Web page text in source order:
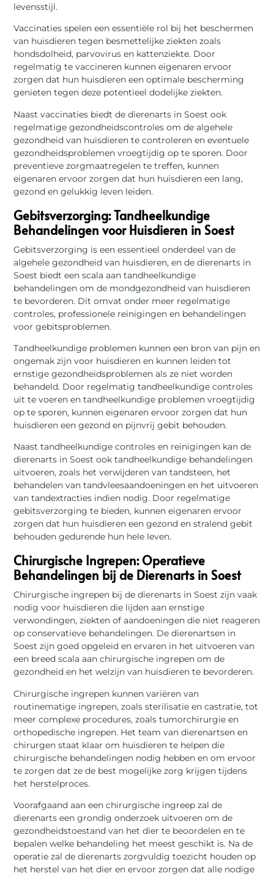
levensstijl.
Vaccinaties spelen een essentiële rol bij het beschermen
van huisdieren tegen besmettelijke ziekten zoals
hondsdolheid, parvovirus en kattenziekte. Door
regelmatig te vaccineren kunnen eigenaren ervoor
zorgen dat hun huisdieren een optimale bescherming
genieten tegen deze potentieel dodelijke ziekten.
Naast vaccinaties biedt de dierenarts in Soest ook
regelmatige gezondheidscontroles om de algehele
gezondheid van huisdieren te controleren en eventuele
gezondheidsproblemen vroegtijdig op te sporen. Door
preventieve zorgmaatregelen te treffen, kunnen
eigenaren ervoor zorgen dat hun huisdieren een lang,
gezond en gelukkig leven leiden.
Gebitsverzorging: Tandheelkundige
Behandelingen voor Huisdieren in Soest
Gebitsverzorging is een essentieel onderdeel van de
algehele gezondheid van huisdieren, en de dierenarts in
Soest biedt een scala aan tandheelkundige
behandelingen om de mondgezondheid van huisdieren
te bevorderen. Dit omvat onder meer regelmatige
controles, professionele reinigingen en behandelingen
voor gebitsproblemen.
Tandheelkundige problemen kunnen een bron van pijn en
ongemak zijn voor huisdieren en kunnen leiden tot
ernstige gezondheidsproblemen als ze niet worden
behandeld. Door regelmatig tandheelkundige controles
uit te voeren en tandheelkundige problemen vroegtijdig
op te sporen, kunnen eigenaren ervoor zorgen dat hun
huisdieren een gezond en pijnvrij gebit behouden.
Naast tandheelkundige controles en reinigingen kan de
dierenarts in Soest ook tandheelkundige behandelingen
uitvoeren, zoals het verwijderen van tandsteen, het
behandelen van tandvleesaandoeningen en het uitvoeren
van tandextracties indien nodig. Door regelmatige
gebitsverzorging te bieden, kunnen eigenaren ervoor
zorgen dat hun huisdieren een gezond en stralend gebit
behouden gedurende hun hele leven.
Chirurgische Ingrepen: Operatieve
Behandelingen bij de Dierenarts in Soest
Chirurgische ingrepen bij de dierenarts in Soest zijn vaak
nodig voor huisdieren die lijden aan ernstige
verwondingen, ziekten of aandoeningen die niet reageren
op conservatieve behandelingen. De dierenartsen in
Soest zijn goed opgeleid en ervaren in het uitvoeren van
een breed scala aan chirurgische ingrepen om de
gezondheid en het welzijn van huisdieren te bevorderen.
Chirurgische ingrepen kunnen variëren van
routinematige ingrepen, zoals sterilisatie en castratie, tot
meer complexe procedures, zoals tumorchirurgie en
orthopedische ingrepen. Het team van dierenartsen en
chirurgen staat klaar om huisdieren te helpen die
chirurgische behandelingen nodig hebben en om ervoor
te zorgen dat ze de best mogelijke zorg krijgen tijdens
het herstelproces.
Voorafgaand aan een chirurgische ingreep zal de
dierenarts een grondig onderzoek uitvoeren om de
gezondheidstoestand van het dier te beoordelen en te
bepalen welke behandeling het meest geschikt is. Na de
operatie zal de dierenarts zorgvuldig toezicht houden op
het herstel van het dier en ervoor zorgen dat alle nodige